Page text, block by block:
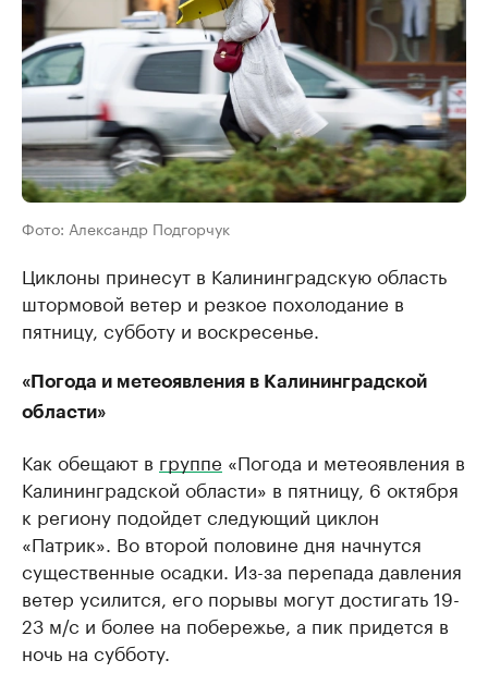
Фото: Александр Подгорчук
Циклоны принесут в Калининградскую область
штормовой ветер и резкое похолодание в
пятницу, субботу и воскресенье.
«Погода и метеоявления в Калининградской
области»
Как обещают в группе «Погода и метеоявления в
Калининградской области» в пятницу, 6 октября
к региону подойдет следующий циклон
«Патрик». Во второй половине дня начнутся
существенные осадки. Из-за перепада давления
ветер усилится, его порывы могут достигать 19-
23 м/с и более на побережье, а пик придется в
ночь на субботу.